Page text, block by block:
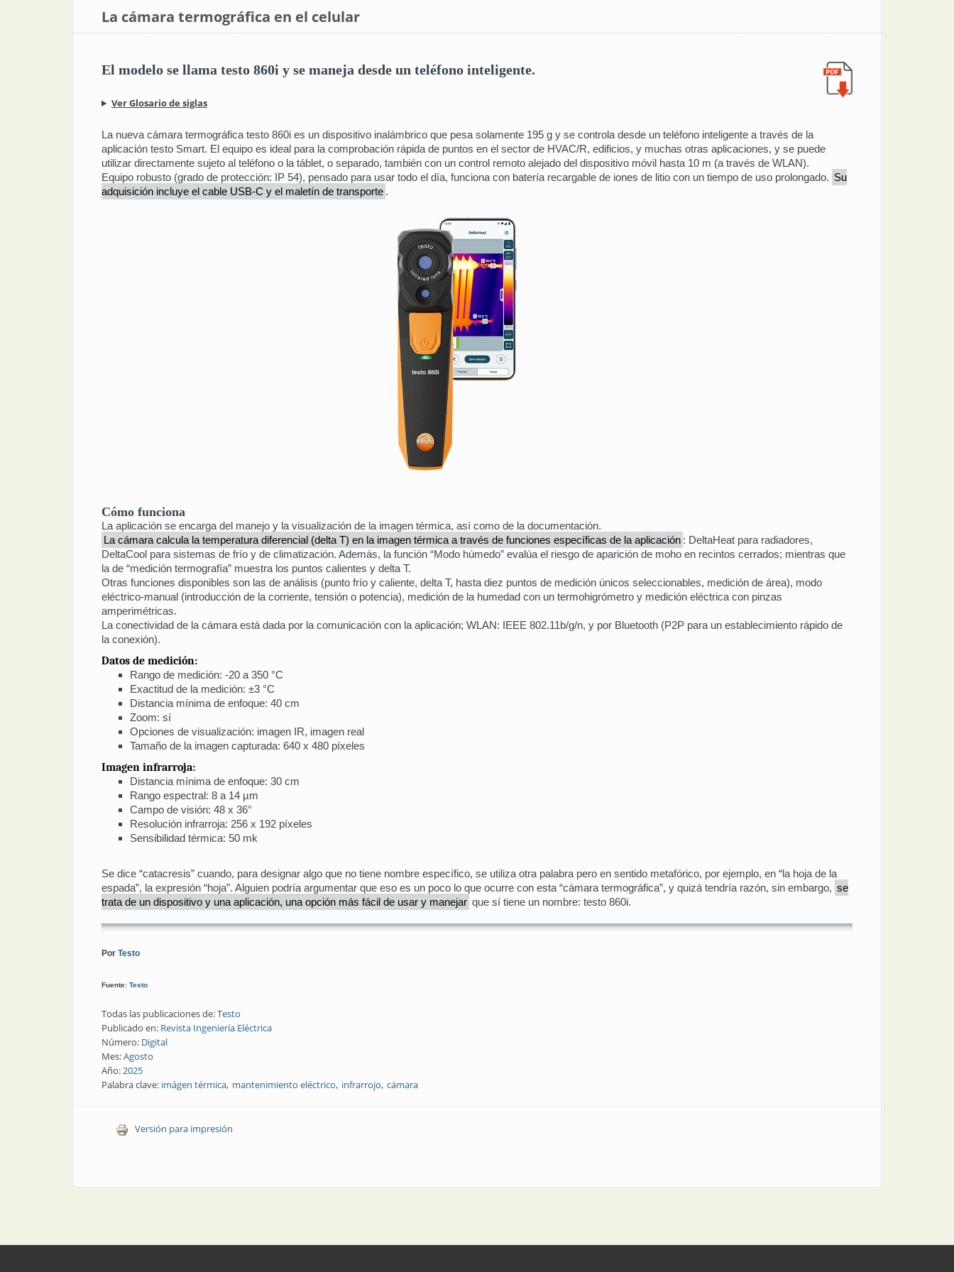
La cámara termográfica en el celular
El modelo se llama testo 860i y se maneja desde un teléfono inteligente.
Ver Glosario de siglas
La nueva cámara termográfica testo 860i es un dispositivo inalámbrico que pesa solamente 195 g y se controla desde un teléfono inteligente a través de la
aplicación testo Smart. El equipo es ideal para la comprobación rápida de puntos en el sector de HVAC/R, edificios, y muchas otras aplicaciones, y se puede
utilizar directamente sujeto al teléfono o la táblet, o separado, también con un control remoto alejado del dispositivo móvil hasta 10 m (a través de WLAN).
Equipo robusto (grado de protección: IP 54), pensado para usar todo el día, funciona con batería recargable de iones de litio con un tiempo de uso prolongado. Su
adquisición incluye el cable USB-C y el maletín de transporte .
Cómo funciona
La aplicación se encarga del manejo y la visualización de la imagen térmica, así como de la documentación.
La cámara calcula la temperatura diferencial (delta T) en la imagen térmica a través de funciones específicas de la aplicación : DeltaHeat para radiadores,
DeltaCool para sistemas de frío y de climatización. Además, la función “Modo húmedo” evalúa el riesgo de aparición de moho en recintos cerrados; mientras que
la de “medición termografía” muestra los puntos calientes y delta T.
Otras funciones disponibles son las de análisis (punto frío y caliente, delta T, hasta diez puntos de medición únicos seleccionables, medición de área), modo
eléctrico-manual (introducción de la corriente, tensión o potencia), medición de la humedad con un termohigrómetro y medición eléctrica con pinzas
amperimétricas.
La conectividad de la cámara está dada por la comunicación con la aplicación; WLAN: IEEE 802.11b/g/n, y por Bluetooth (P2P para un establecimiento rápido de
la conexión).
Datos de medición:
Rango de medición: -20 a 350 °C
Exactitud de la medición: ±3 °C
Distancia mínima de enfoque: 40 cm
Zoom: sí
Opciones de visualización: imagen IR, imagen real
Tamaño de la imagen capturada: 640 x 480 píxeles
Imagen infrarroja:
Distancia mínima de enfoque: 30 cm
Rango espectral: 8 a 14 µm
Campo de visión: 48 x 36°
Resolución infrarroja: 256 x 192 píxeles
Sensibilidad térmica: 50 mk
Se dice “catacresis” cuando, para designar algo que no tiene nombre específico, se utiliza otra palabra pero en sentido metafórico, por ejemplo, en “la hoja de la
espada”, la expresión “hoja”. Alguien podría argumentar que eso es un poco lo que ocurre con esta “cámara termográfica”, y quizá tendría razón, sin embargo, se
trata de un dispositivo y una aplicación, una opción más fácil de usar y manejar que sí tiene un nombre: testo 860i.
Por Testo
Fuente: Testo
Todas las publicaciones de:Testo
Publicado en: Revista Ingeniería Eléctrica
Número: Digital
Mes:Agosto
Año:2025
Palabra clave: imágen térmica mantenimiento eléctrico infrarrojo cámara
Versión para impresión